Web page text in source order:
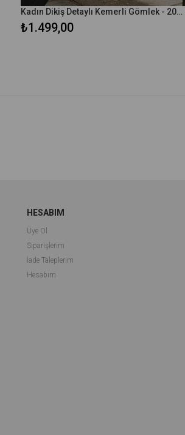
Kadın Dikiş Detaylı Kemerli Gömlek - 20708GML - Bordo
₺1.499,00
HESABIM
Üye Ol
Siparişlerim
İade Taleplerim
Hesabım